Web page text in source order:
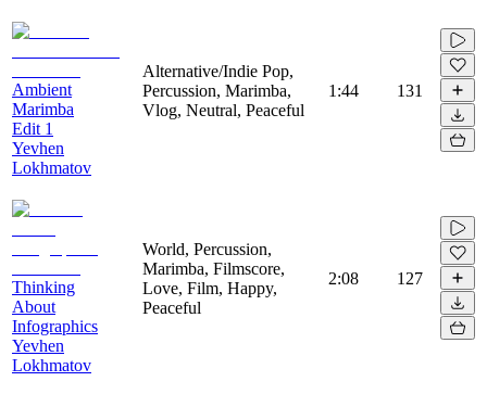
Ambient
Marimba
Edit 1
Yevhen
Lokhmatov
Alternative/Indie Pop,
Percussion, Marimba,
Vlog, Neutral, Peaceful
1:44 131
Thinking
About
Infographics
Yevhen
Lokhmatov
World, Percussion,
Marimba, Filmscore,
Love, Film, Happy,
Peaceful
2:08 127